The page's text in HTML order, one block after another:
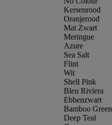
Kersenrood
Oranjerood
Mat Zwart
Meringue
Azure
Sea Salt
Flint
Wit
Shell Pink
Bleu Riviera
Ebbenzwart
Bamboo Green
Deep Teal